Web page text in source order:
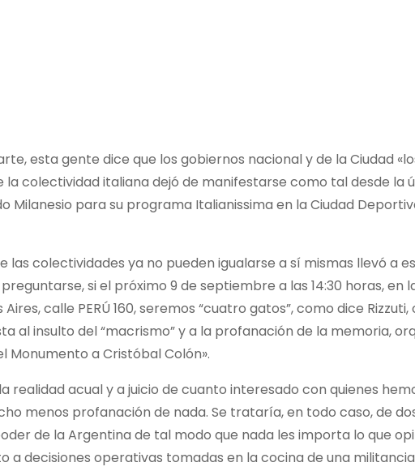
esta gente dice que los gobiernos nacional y de la Ciudad
colectividad italiana dejó de manifestarse como tal desde la
Milanesio para su programa Italianissima en la Ciudad
las colectividades ya no pueden igualarse a sí mismas llevó a
si el próximo 9 de septiembre a las 14:30 horas, en
calle PERÚ 160, seremos “cuatro gatos”, como dice Rizzuti,
al insulto del “macrismo” y a la profanación de la memoria,
Monumento a Cristóbal Colón».
realidad acual y a juicio de cuanto interesado con quienes
menos profanación de nada. Se trataría, en todo caso, de
de la Argentina de tal modo que nada les importa lo que
a decisiones operativas tomadas en la cocina de una